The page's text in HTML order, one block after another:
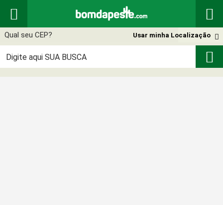
 

Usar minha Localização
